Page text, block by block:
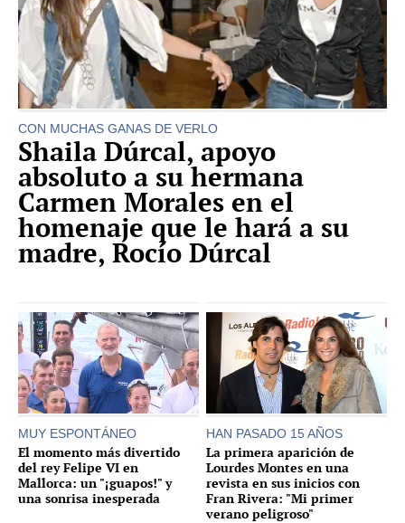
CON MUCHAS GANAS DE VERLO
Shaila Dúrcal, apoyo
absoluto a su hermana
Carmen Morales en el
homenaje que le hará a su
madre, Rocío Dúrcal
MUY ESPONTÁNEO
El momento más divertido
del rey Felipe VI en
Mallorca: un "¡guapos!" y
una sonrisa inesperada
HAN PASADO 15 AÑOS
La primera aparición de
Lourdes Montes en una
revista en sus inicios con
Fran Rivera: "Mi primer
verano peligroso"